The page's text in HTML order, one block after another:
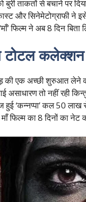
बुरी ताकतों से बचाने पर
और सिनेमेटोग्राफी ने
फिल्म ने अब 8 दिन
टोटल कलेक्शन
की एक अच्छी शुरुआत लेने
असाधारण तो नहीं रही
हुई ‘कन्नप्पा’ कल 50
फिल्म का 8 दिनों का